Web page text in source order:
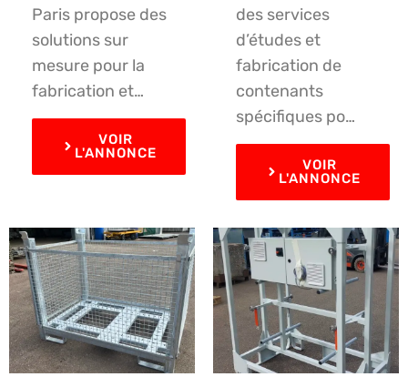
Paris propose des
solutions sur
mesure pour la
fabrication et…
VOIR
L'ANNONCE
des services
d’études et
fabrication de
contenants
spécifiques po…
VOIR
L'ANNONCE